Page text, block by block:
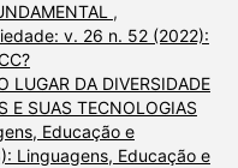
,
v. 26 n. 52 (2022):
LUGAR DA DIVERSIDADE
E SUAS TECNOLOGIAS
Educação e
Linguagens, Educação e